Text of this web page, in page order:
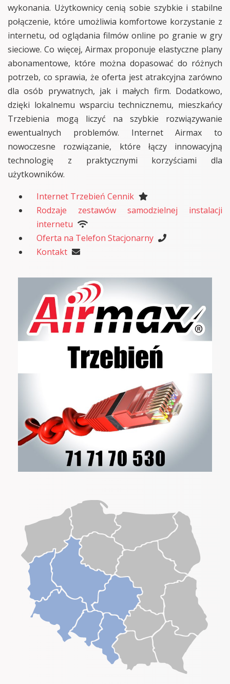
wykonania. Użytkownicy cenią sobie szybkie i stabilne
połączenie, które umożliwia komfortowe korzystanie z
internetu, od oglądania filmów online po granie w gry
sieciowe. Co więcej, Airmax proponuje elastyczne plany
abonamentowe, które można dopasować do różnych
potrzeb, co sprawia, że oferta jest atrakcyjna zarówno
dla osób prywatnych, jak i małych firm. Dodatkowo,
dzięki lokalnemu wsparciu technicznemu, mieszkańcy
Trzebienia mogą liczyć na szybkie rozwiązywanie
ewentualnych problemów. Internet Airmax to
nowoczesne rozwiązanie, które łączy innowacyjną
technologię z praktycznymi korzyściami dla
użytkowników.
Internet Trzebień Cennik
Rodzaje zestawów samodzielnej instalacji
internetu
Oferta na Telefon Stacjonarny
Kontakt